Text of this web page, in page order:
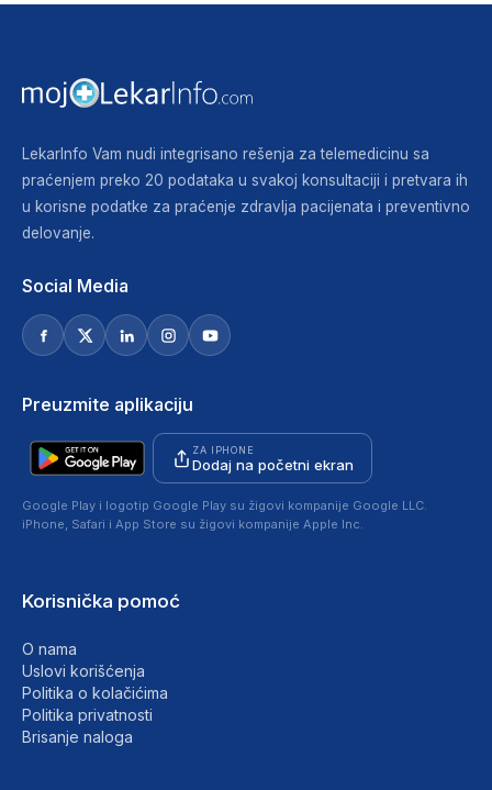
LekarInfo Vam nudi integrisano rešenja za telemedicinu sa
praćenjem preko 20 podataka u svakoj konsultaciji i pretvara ih
u korisne podatke za praćenje zdravlja pacijenata i preventivno
delovanje.
Social Media
Preuzmite aplikaciju
ZA IPHONE
Dodaj na početni ekran
Google Play i logotip Google Play su žigovi kompanije Google LLC.
iPhone, Safari i App Store su žigovi kompanije Apple Inc.
Korisnička pomoć
O nama
Uslovi korišćenja
Politika o kolačićima
Politika privatnosti
Brisanje naloga